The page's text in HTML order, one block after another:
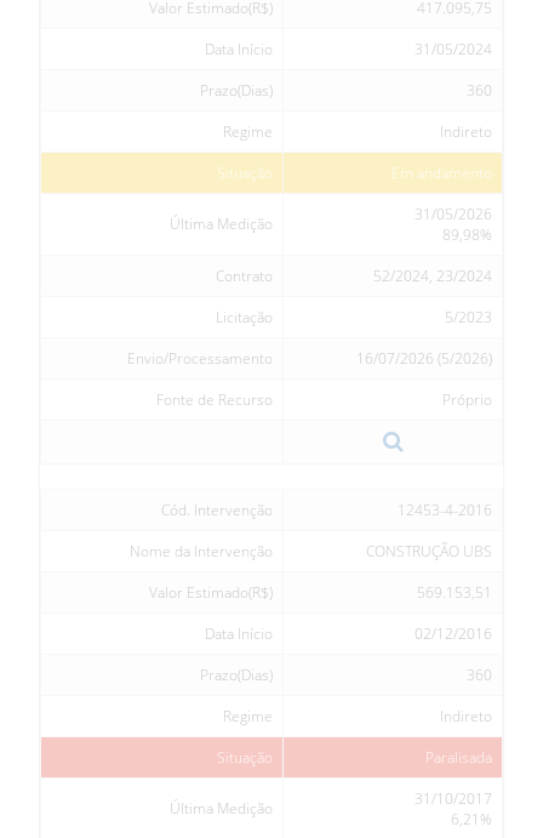
Valor Estimado(R$)
417.095,75
Data Início
31/05/2024
Prazo(Dias)
360
Regime
Indireto
Situação
Em andamento
Última Medição
31/05/2026
89,98%
Contrato
52/2024, 23/2024
Licitação
5/2023
Envio/Processamento
16/07/2026 (5/2026)
Fonte de Recurso
Próprio
Cód. Intervenção
12453-4-2016
Nome da Intervenção
CONSTRUÇÃO UBS
Valor Estimado(R$)
569.153,51
Data Início
02/12/2016
Prazo(Dias)
360
Regime
Indireto
Situação
Paralisada
Última Medição
31/10/2017
6,21%